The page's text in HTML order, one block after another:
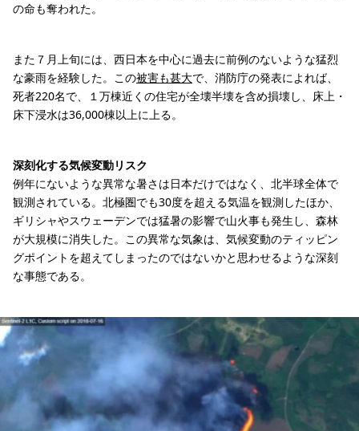
の命も奪われた。
また７月上旬には、西日本を中心に過去に前例のないような猛烈
な豪雨を経験した。この被害も甚大で、消防庁の発表によれば、
死者220名で、１万棟近くの住宅が全壊半壊を含め損壊し、床上・
床下浸水は36,000棟以上に上る。
深刻化する気候変動リスク
例年にないような異常な暑さは日本だけではなく、北半球全体で
観測されている。北極圏でも30度を超える気温を観測したほか、
ギリシャやスウェーデンでは猛暑の影響で山火事も発生し、森林
が大規模に消失した。この異常な気象は、気候変動のティッピン
グポイントを超えてしまったのではないかと思わせるような深刻
な事態である。